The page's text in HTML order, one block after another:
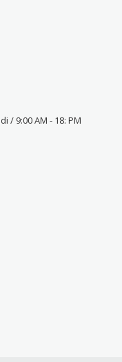
/ 9:00 AM - 18: PM